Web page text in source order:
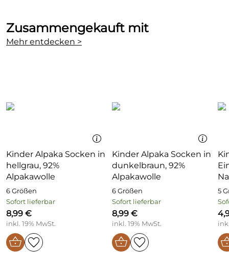
Zusammengekauft mit
Mehr entdecken >
Kinder Alpaka Socken in
hellgrau, 92%
Alpakawolle
6 Größen
Sofort lieferbar
8,99 €
inkl. 19% MwSt.
Kinder Alpaka Socken in
dunkelbraun, 92%
Alpakawolle
6 Größen
Sofort lieferbar
8,99 €
inkl. 19% MwSt.
5